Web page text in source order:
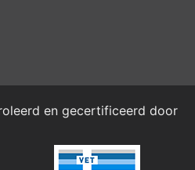
en gecertificeerd door